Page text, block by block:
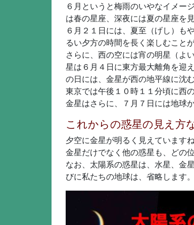
６月というと梅雨のいやなイメー
は春の星座、深夜には夏の星座を
６月２１日には、夏至（げし）も
るい夕方の時間を長く楽しむことが
さらに、西の空には宵の明星（よ
星は６月４日に東方最大離角を迎
の日には、金星が西の地平線に沈
東京では午後１０時１１分頃に西
金星はさらに、７月７日には地球
これからの惑星の見え方
夕空に金星が明るく見えていますね
金星だけでなく他の惑星も、どの
なお、太陽系の惑星は、水星、金
びに私たちの地球は、省略します。